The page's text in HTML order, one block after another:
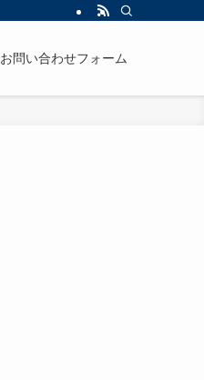
お問い合わせフォーム